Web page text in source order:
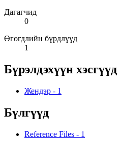
Дагагчид
0
Өгөгдлийн бүрдлүүд
1
Бүрэлдэхүүн хэсгүүд
Жендэр - 1
Бүлгүүд
Reference Files - 1